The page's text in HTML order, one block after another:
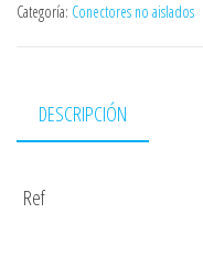
Categoría: Conectores no aislados
DESCRIPCIÓN
Ref